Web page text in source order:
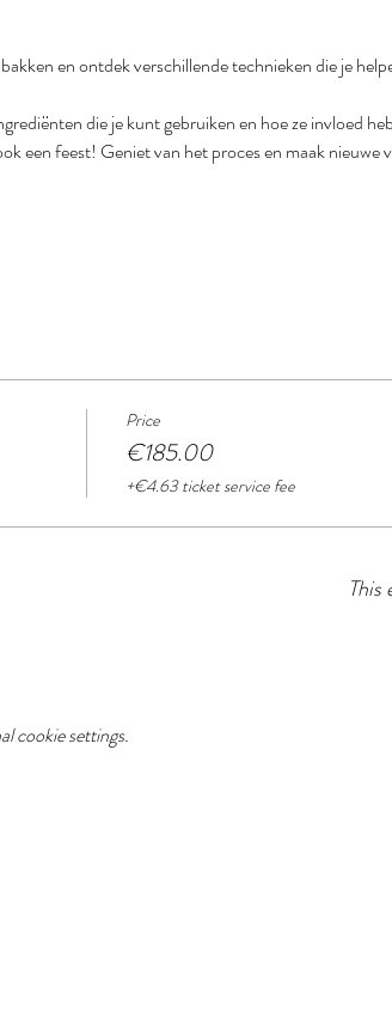
en ontdek verschillende technieken die je
die je kunt gebruiken en hoe ze invloed
een feest! Geniet van het proces en maak nieuwe
Price
€185.00
+€4.63 ticket service fee
This
cookie settings.